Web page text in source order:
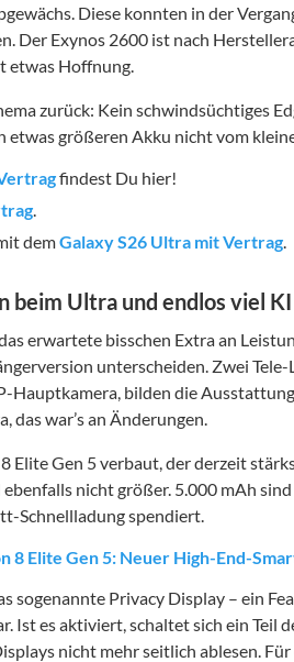
Diese konnten in der
Der Exynos 2600 ist nach
etwas Hoffnung.
zurück: Kein schwindsüchtiges
etwas größeren Akku nicht vom
findest Du hier!
demGalaxy S26 Ultra mit Vertrag
beim Ultra und endlos viel KI
erwartete bisschen Extra an
unterscheiden. Zwei
bilden die
das war’s an Änderungen.
Elite Gen 5 verbaut, der derzeit
nicht größer. 5.000 mAh
Schnellladung spendiert.
8 Elite Gen 5: Neuer High-End-
sogenannte Privacy Display – ein
Ist es aktiviert, schaltet sich ein Teil
nicht mehr seitlich ablesen.